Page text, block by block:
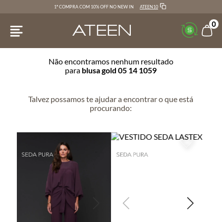
1ª COMPRA COM 10% OFF NO NEW IN ATEEN10
0
Não encontramos nenhum resultado
para blusa gold 05 14 1059
Talvez possamos te ajudar a encontrar o que está
procurando: